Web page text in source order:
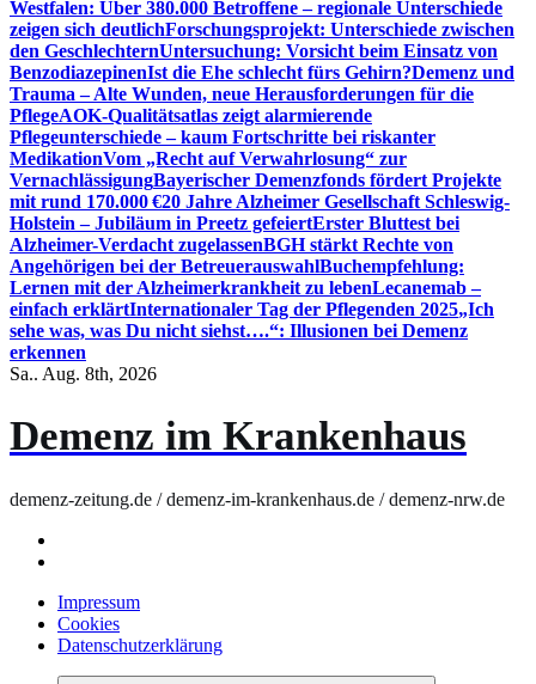
Westfalen: Über 380.000 Betroffene – regionale Unterschiede
zeigen sich deutlichForschungsprojekt: Unterschiede zwischen
den GeschlechternUntersuchung: Vorsicht beim Einsatz von
BenzodiazepinenIst die Ehe schlecht fürs Gehirn?Demenz und
Trauma – Alte Wunden, neue Herausforderungen für die
PflegeAOK-Qualitätsatlas zeigt alarmierende
Pflegeunterschiede – kaum Fortschritte bei riskanter
MedikationVom „Recht auf Verwahrlosung“ zur
VernachlässigungBayerischer Demenzfonds fördert Projekte
mit rund 170.000 €20 Jahre Alzheimer Gesellschaft Schleswig-
Holstein – Jubiläum in Preetz gefeiertErster Bluttest bei
Alzheimer-Verdacht zugelassenBGH stärkt Rechte von
Angehörigen bei der BetreuerauswahlBuchempfehlung:
Lernen mit der Alzheimerkrankheit zu lebenLecanemab –
einfach erklärtInternationaler Tag der Pflegenden 2025„Ich
sehe was, was Du nicht siehst….“: Illusionen bei Demenz
erkennen
Sa.. Aug. 8th, 2026
Demenz im Krankenhaus
demenz-zeitung.de / demenz-im-krankenhaus.de / demenz-nrw.de
Impressum
Cookies
Datenschutzerklärung